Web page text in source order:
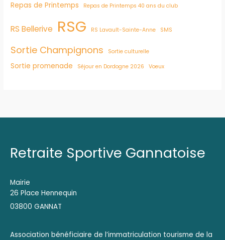
Repas de Printemps Repas de Printemps 40 ans du club
RS Bellerive RSG RS Lavault-Sainte-Anne SMS
Sortie Champignons Sortie culturelle
Sortie promenade Séjour en Dordogne 2026 Voeux
Retraite Sportive Gannatoise
Mairie
26 Place Hennequin
03800 GANNAT
Association bénéficiaire de l’immatriculation tourisme de la